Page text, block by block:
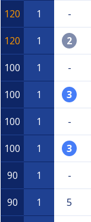
120 1 -
120 1 2
100 1 -
100 1 3
100 1 -
100 1 3
90 1 -
90 1 5